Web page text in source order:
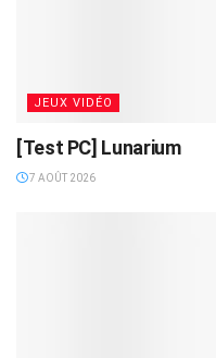
JEUX VIDÉO
[Test PC] Lunarium
7 AOÛT 2026